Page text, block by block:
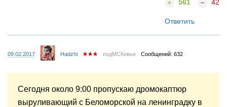
561 42
Ответить
09.02.2017 Hadzhi подМСКовье Сообщений: 632
Сегодня около 9:00 пропускаю дромокаптюр
выруливающий с Беломорской на ленинградку в